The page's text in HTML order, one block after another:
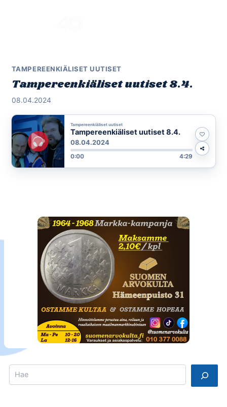
TAMPEREENKIÄLISET UUTISET
Tampereenkiäliset uutiset 8.4.
08.04.2024
Tampereenkiäliset uutiset
Tampereenkiäliset uutiset 8.4.
08.04.2024
0:00 4:29
Search